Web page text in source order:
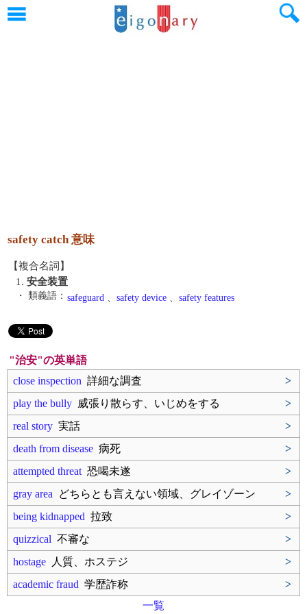
safety catch 意味
【複合名詞】
1. 安全装置
・ 類義語： safeguard 、 safety device 、 safety features
"治安"の英単語
close inspection 詳細な調査
>
play the bully 威張り散らす、いじめをする
>
real story 実話
>
death from disease 病死
>
attempted threat 恐喝未遂
>
gray area どちらとも言えない領域、グレイゾーン
>
being kidnapped 拉致
>
quizzical 不審な
>
hostage 人質、ホステジ
>
academic fraud 学歴詐称
>
一覧